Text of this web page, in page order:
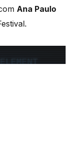
Ana Paulo